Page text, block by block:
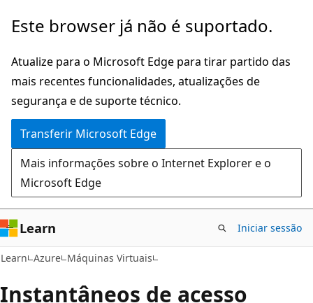
Saltar
o
conteúdo
principal
Este browser já não é suportado.
Atualize para o Microsoft Edge para tirar partido das
mais recentes funcionalidades, atualizações de
segurança e de suporte técnico.
Transferir Microsoft Edge
Mais informações sobre o Internet Explorer e o
Microsoft Edge
Learn Iniciar sessão
Learn Azure Máquinas Virtuais
Instantâneos de acesso